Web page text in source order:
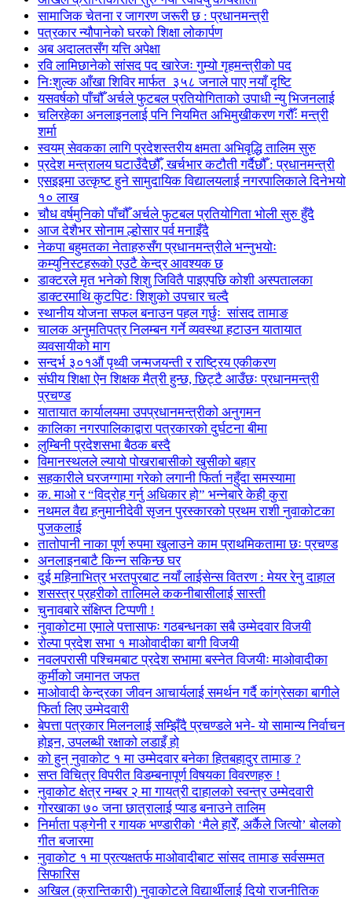
सामाजिक चेतना र जागरण जरूरी छ : प्रधानमन्त्री
पत्रकार न्यौपानेको घरको शिक्षा लोकार्पण
अब अदालतसँग यत्ति अपेक्षा
रवि लामिछानेको सांसद पद खारेजः गुम्यो गृहमन्त्रीको पद
निःशुल्क आँखा शिविर मार्फत ३५८ जनाले पाए नयाँ दृष्टि
यसवर्षको पाँचौँ अर्चले फुटबल प्रतियोगिताको उपाधी न्यु भिजनलाई
चलिरहेका अनलाइनलाई पनि नियमित अभिमुखीकरण गरौँः मन्त्री
शर्मा
स्वयम् सेवकका लागि प्रदेशस्तरीय क्षमता अभिवृद्धि तालिम सुरु
प्रदेश मन्त्रालय घटाउँदैछौँ, खर्चभार कटौती गर्दैछौँ : प्रधानमन्त्री
एसइइमा उत्कृष्ट हुने सामुदायिक विद्यालयलाई नगरपालिकाले दिनेभयो
१० लाख
चौध वर्षमुनिको पाँचौँ अर्चले फुटबल प्रतियोगिता भोली सुरु हुँदै
आज देशैभर सोनाम ल्होसार पर्व मनाइँदै
नेकपा बहुमतका नेताहरुसँग प्रधानमन्त्रीले भन्नुभयोः
कम्युनिस्टहरूको एउटै केन्द्र आवश्यक छ
डाक्टरले मृत भनेको शिशु जिवितै पाइएपछि कोशी अस्पतालका
डाक्टरमाथि कुटपिटः शिशुको उपचार चल्दै
स्थानीय योजना सफल बनाउन पहल गर्छुः सांसद तामाङ
चालक अनुमतिपत्र निलम्बन गर्ने व्यवस्था हटाउन यातायात
व्यवसायीको माग
सन्दर्भ ३०१औं पृथ्वी जन्मजयन्ती र राष्ट्रिय एकीकरण
संघीय शिक्षा ऐन शिक्षक मैत्री हुन्छ, छिट्टै आउँछः प्रधानमन्त्री
प्रचण्ड
यातायात कार्यालयमा उपप्रधानमन्त्रीको अनुगमन
कालिका नगरपालिकाद्वारा पत्रकारको दुर्घटना बीमा
लुम्बिनी प्रदेशसभा बैठक बस्दै
विमानस्थलले ल्यायो पोखराबासीको खुसीको बहार
सहकारीले घरजग्गामा गरेको लगानी फिर्ता नहुँदा समस्यामा
क. माओ र “विद्रोह गर्नु अधिकार हो” भन्नेबारे केही कुरा
नथमल वैद्य हनुमानीदेवी सृजन पुरस्कारको प्रथम राशी नुवाकोटका
पुजकलाई
तातोपानी नाका पूर्ण रुपमा खुलाउने काम प्राथमिकतामा छः प्रचण्ड
अनलाइनबाटै किन्न सकिन्छ घर
दुई महिनाभित्र भरतपुरबाट नयाँ लाईसेन्स वितरण : मेयर रेनु दाहाल
शसस्त्र प्रहरीको तालिमले ककनीबासीलाई सास्ती
चुनावबारे संक्षिप्त टिप्पणी !
नुवाकोटमा एमाले पत्तासाफः गठबन्धनका सबै उम्मेदवार विजयी
रोल्पा प्रदेश सभा १ माओवादीका बागी विजयी
नवलपरासी पश्चिमबाट प्रदेश सभामा बस्नेत विजयीः माओवादीका
कुर्मीको जमानत जफत
माओवादी केन्द्रका जीवन आचार्यलाई समर्थन गर्दै कांग्रेसका बागीले
फिर्ता लिए उम्मेदवारी
बेपत्ता पत्रकार मिलनलाई सम्झिँदै प्रचण्डले भने- यो सामान्य निर्वाचन
होइन, उपलब्धी रक्षाको लडाइँ हो
को हुन् नुवाकोट १ मा उम्मेदवार बनेका हितबहादुर तामाङ ?
सप्त विचित्र विपरीत विडम्बनापूर्ण विषयका विवरणहरु !
नुवाकोट क्षेत्र नम्बर २ मा गायत्री दाहालको स्वन्त्र उम्मेदवारी
गोरखाका ७० जना छात्रालाई प्याड बनाउने तालिम
निर्माता पङ्गेनी र गायक भण्डारीको ‘मैले हारेँ, अर्कैले जित्यो’ बोलको
गीत बजारमा
नुवाकोट १ मा प्रत्यक्षतर्फ माओवादीबाट सांसद तामाङ सर्वसम्मत
सिफारिस
अखिल (क्रान्तिकारी) नुवाकोटले विद्यार्थीलाई दियो राजनीतिक